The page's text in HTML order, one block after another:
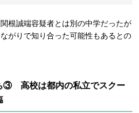
根誠端容疑者とは別の中学だったが
がりで知り合った可能性もあるとの
③ 高校は都内の私立でスクー